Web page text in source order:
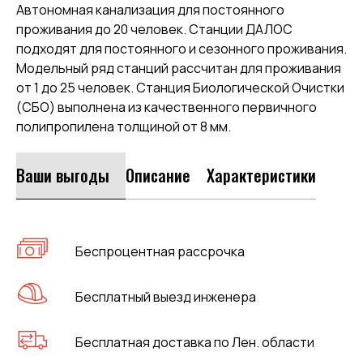
Автономная канализация для постоянного
проживания до 20 человек. Станции ДАЛОС
подходят для постоянного и сезонного проживания.
Модельный ряд станций рассчитан для проживания
от 1 до 25 человек. Станция Биологической Очистки
(СБО) выполнена из качественного первичного
полипропилена толщиной от 8 мм.
Ваши выгоды Описание Характеристики
Беспроцентная рассрочка
Бесплатный выезд инженера
Бесплатная доставка по Лен. области